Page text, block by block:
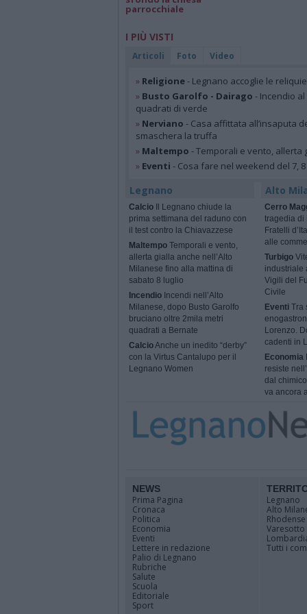
parrocchiale
I PIÙ VISTI
Articoli Foto Video
» Religione- Legnano accoglie le
» Busto Garolfo - Dairago - Incendio
quadrati di verde
» Nerviano - Casa affittata all’insaputa
smaschera la truffa
» Maltempo - Temporali e vento, allerta
» Eventi - Cosa fare nel weekend del 7,
Legnano
Calcio Il Legnano chiude la
prima settimana del raduno con
il test contro la Chiavazzese
Maltempo Temporali e vento,
allerta gialla anche nell’Alto
Milanese fino alla mattina di
sabato 8 luglio
Incendio Incendi nell’Alto
Milanese, dopo Busto Garolfo
bruciano oltre 2mila metri
quadrati a Bernate
CalcioAnche un inedito “derby”
con la Virtus Cantalupo per il
Legnano Women
Alto
Cerro
tragedia di
Fratelli
alle
Turbigo
industriale
Vigili del
Civile
EventiTra
Lorenzo.
cadenti in
Economia
resiste
dal
va ancora
NEWS
Prima Pagina
Cronaca
Politica
Economia
Eventi
Lettere in redazione
Palio di Legnano
Rubriche
Salute
Scuola
Editoriale
Sport
Legnano
Alto
Rhodense
Varesotto
Tutti i